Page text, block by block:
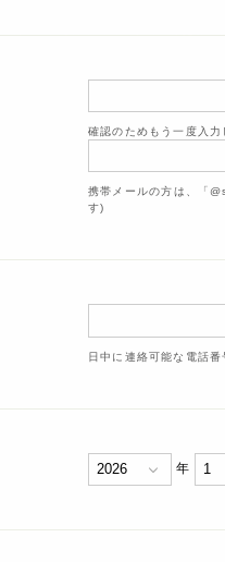
確認のためもう一度入力
携帯メールの方は、「
す)
日中に連絡可能な電話
年